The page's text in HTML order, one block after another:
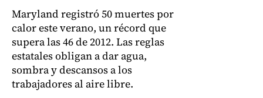
Maryland registró 50 muertes por
calor este verano, un récord que
supera las 46 de 2012. Las reglas
estatales obligan a dar agua,
sombra y descansos a los
trabajadores al aire libre.